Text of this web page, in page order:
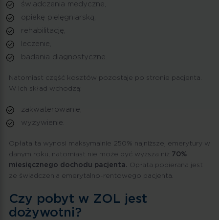
świadczenia medyczne,
opiekę pielęgniarską,
rehabilitację,
leczenie,
badania diagnostyczne.
Natomiast część kosztów pozostaje po stronie pacjenta.
W ich skład wchodzą:
zakwaterowanie,
wyżywienie.
Opłata ta wynosi maksymalnie 250% najniższej emerytury w
danym roku, natomiast nie może być wyższa niż 70%
miesięcznego dochodu pacjenta. Opłata pobierana jest
ze świadczenia emerytalno-rentowego pacjenta.
Czy pobyt w ZOL jest
dożywotni?